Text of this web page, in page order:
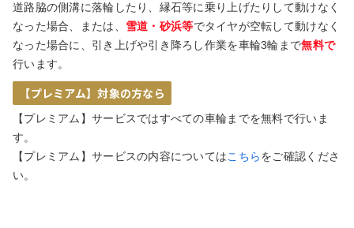
道路脇の側溝に落輪したり、縁石等に乗り上げたりして動けなく
なった場合、または、 雪道・砂浜等でタイヤが空転して動けなく
なった場合に、引き上げや引き降ろし作業を車輪3輪まで無料で
行います。
【プレミアム】対象の方なら
【プレミアム】サービスではすべての車輪までを無料で行いま
す。
【プレミアム】サービスの内容についてはこちらをご確認くださ
い。